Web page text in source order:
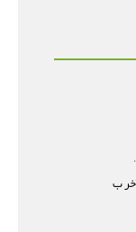
ک پسره
ب